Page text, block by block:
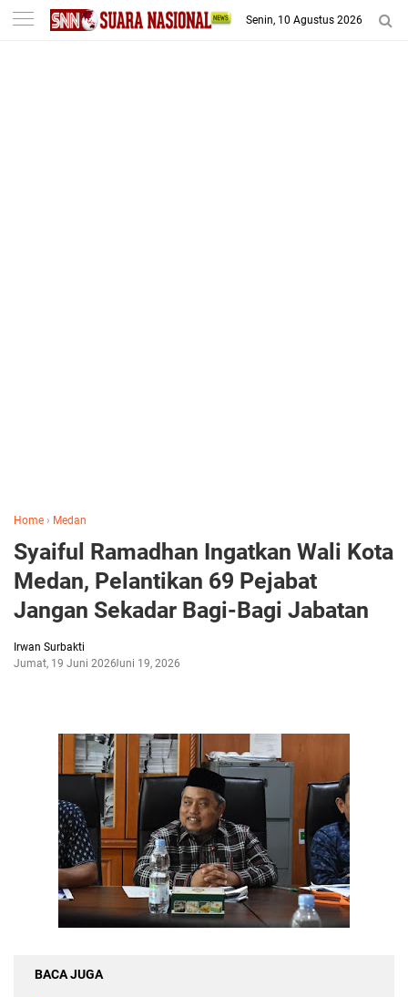
-->
Senin, 10 Agustus 2026
Home › Medan
Syaiful Ramadhan Ingatkan Wali Kota
Medan, Pelantikan 69 Pejabat
Jangan Sekadar Bagi-Bagi Jabatan
Irwan Surbakti
Jumat, 19 Juni 2026Juni 19, 2026
BACA JUGA